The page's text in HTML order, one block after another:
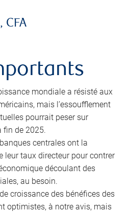
CFA
mondiale a résisté aux
mais l’essoufflement
pourrait peser sur
fin de 2025.
centrales ont la
leur taux directeur pour contrer
découlant des
au besoin.
croissance des bénéfices des
optimistes, à notre avis, mais